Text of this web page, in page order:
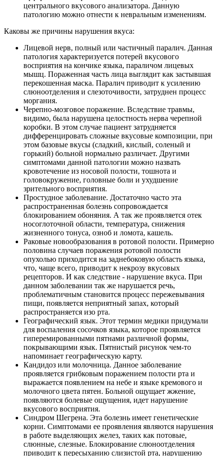
центрального вкусового анализатора. Данную
патологию можно отнести к невральным изменениям.
Каковы же причины нарушения вкуса:
Лицевой нерв, полный или частичный паралич. Данная
патология характеризуется потерей вкусового
восприятия на кончике языка, параличом лицевых
мышц. Пораженная часть лица выглядит как застывшая
перекошенная маска. Паралич приводит к усилению
слюноотделения и слезоточивости, затруднен процесс
моргания.
Черепно-мозговое поражение. Вследствие травмы,
видимо, была нарушена целостность нерва черепной
коробки. В этом случае пациент затрудняется
дифференцировать сложные вкусовые композиции, при
этом базовые вкусы (сладкий, кислый, соленый и
горький) больной нормально различает. Другими
симптомами данной патологии можно назвать
кровотечение из носовой полости, тошнота и
головокружение, головные боли и ухудшение
зрительного восприятия.
Простудное заболевание. Достаточно часто эта
распространенная болезнь сопровождается
блокированием обоняния. А так же проявляется отек
носоглоточной области, температура, снижения
жизненного тонуса, озноб и ломота, кашель.
Раковые новообразования в ротовой полости. Примерно
половина случаев поражения ротовой полости
опухолью приходится на заднебоковую область языка,
что, чаще всего, приводит к некрозу вкусовых
рецепторов. И как следствие - нарушение вкуса. При
данном заболевании так же нарушается речь,
проблематичным становится процесс пережевывания
пищи, появляется неприятный запах, который
распространяется изо рта.
Географический язык. Этот термин медики придумали
для воспаления сосочков языка, которое проявляется
гиперемированными пятнами различной формы,
покрывающими язык. Пятнистый рисунок чем-то
напоминает географическую карту.
Кандидоз или молочница. Данное заболевание
проявляется грибковым поражением полости рта и
выражается появлением на небе и языке кремового и
молочного цвета пятен. Больной ощущает жжение,
появляются болевые ощущения, идет нарушение
вкусового восприятия.
Синдром Шегрена. Эта болезнь имеет генетические
корни. Симптомами ее проявления являются нарушения
в работе выделяющих желез, таких как потовые,
слюнные, слезные. Блокирование слюноотделения
приводит к пересыханию слизистой рта, нарушению